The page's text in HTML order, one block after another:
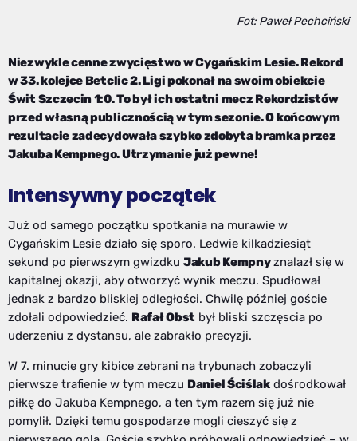
Fot: Paweł Pechciński
Niezwykle cenne zwycięstwo w Cygańskim Lesie. Rekord
w 33. kolejce Betclic 2. Ligi pokonał na swoim obiekcie
Świt Szczecin 1:0. To był ich ostatni mecz Rekordzistów
przed własną publicznością w tym sezonie. O końcowym
rezultacie zadecydowała szybko zdobyta bramka przez
Jakuba Kempnego. Utrzymanie już pewne!
Intensywny początek
Już od samego początku spotkania na murawie w
Cygańskim Lesie działo się sporo. Ledwie kilkadziesiąt
sekund po pierwszym gwizdku Jakub Kempnyznalazł się w
kapitalnej okazji, aby otworzyć wynik meczu. Spudłował
jednak z bardzo bliskiej odległości. Chwilę później goście
zdołali odpowiedzieć. Rafał Obst był bliski szczęscia po
uderzeniu z dystansu, ale zabrakło precyzji.
W 7. minucie gry kibice zebrani na trybunach zobaczyli
pierwsze trafienie w tym meczu Daniel Ściślakdośrodkował
piłkę do Jakuba Kempnego, a ten tym razem się już nie
pomylił. Dzięki temu gospodarze mogli cieszyć się z